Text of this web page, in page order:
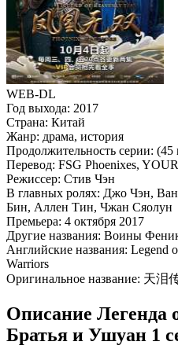
WEB-DL
Год выхода: 2017
Страна: Китай
Жанр: драма, история
Продолжительность серии: (45
Перевод: FSG Phoenixes,
Режиссер: Стив Чэн
В главных ролях: Джо Чэн,
Бин, Аллен Тин, Чжан Сяолун
Премьера: 4 октября 2017
Другие названия: Воины
Английские названия: Legend
Warriors
Оригинальное название: 天泪
Описание Легенда
Братья и Ушуан 1